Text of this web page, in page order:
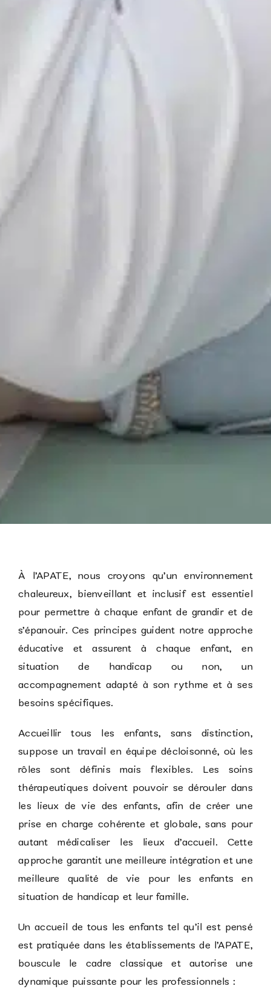
À l’APATE, nous croyons qu’un environnement
chaleureux, bienveillant et inclusif est essentiel
pour permettre à chaque enfant de grandir et de
s’épanouir. Ces principes guident notre approche
éducative et assurent à chaque enfant, en
situation de handicap ou non, un
accompagnement adapté à son rythme et à ses
besoins spécifiques.
Accueillir tous les enfants, sans distinction,
suppose un travail en équipe décloisonné, où les
rôles sont définis mais flexibles. Les soins
thérapeutiques doivent pouvoir se dérouler dans
les lieux de vie des enfants, afin de créer une
prise en charge cohérente et globale, sans pour
autant médicaliser les lieux d’accueil. Cette
approche garantit une meilleure intégration et une
meilleure qualité de vie pour les enfants en
situation de handicap et leur famille.
Un accueil de tous les enfants tel qu’il est pensé
est pratiquée dans les établissements de l’APATE,
bouscule le cadre classique et autorise une
dynamique puissante pour les professionnels :